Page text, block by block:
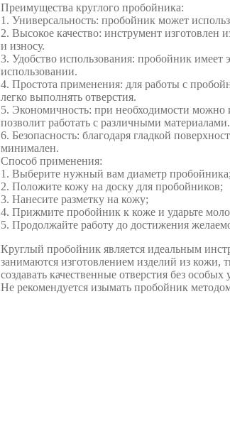
Преимущества круглого пробойника:
1. Универсальность: пробойник может
2. Высокое качество: инструмент
и износу.
3. Удобство использования: пробойник
использовании.
4. Простота применения: для работы с
легко выполнять отверстия.
5. Экономичность: при необходимости можно
позволит работать с различными материалами.
6. Безопасность: благодаря гладкой
минимален.
Способ применения:
1. Выберите нужный вам диаметр пробойника;
2. Положите кожу на доску для пробойников;
3. Нанесите разметку на кожу;
4. Прижмите пробойник к коже и ударьте
5. Продолжайте работу до достижения
Круглый пробойник является идеальным
занимаются изготовлением изделий из кожи,
создавать качественные отверстия без особых
Не рекомендуется изымать пробойник